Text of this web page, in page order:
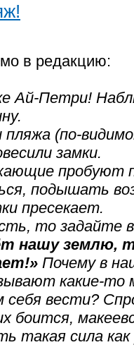
в редакцию:
Ай-Петри!
(по-
замки.
пробуют
подышать
пресекает.
то задайте
нашу землю,
Почему в
какие-то
себя вести?
боится,
такая сила